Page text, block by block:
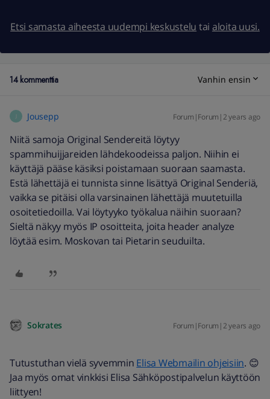
Etsi samasta aiheesta uudempi keskustelu tai aloita uusi.
14 kommenttia Vanhin ensin
Jousepp Forum|Forum|2 years ago
Niitä samoja Original Sendereitä löytyy
spammihuijjareiden lähdekoodeissa paljon. Niihin ei
käyttäjä pääse käsiksi poistamaan suoraan saamasta.
Estä lähettäjä ei tunnista sinne lisättyä Original Senderiä,
vaikka se pitäisi olla varsinainen lähettäjä muutetuilla
osoitetiedoilla. Vai löytyyko työkalua näihin suoraan?
Sieltä näkyy myös IP osoitteita, joita header analyze
löytää esim. Moskovan tai Pietarin seuduilta.
Sokrates Forum|Forum|2 years ago
Tutustuthan vielä syvemmin Elisa Webmailin ohjeisiin. 😊
Jaa myös omat vinkkisi Elisa Sähköpostipalvelun käyttöön
liittyen!